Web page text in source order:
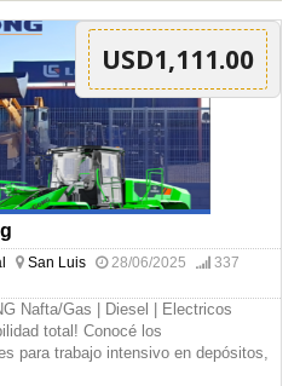
USD1,111.00
San Luis 28/06/2025
337
Nafta/Gas | Diesel | Electricos
total! Conocé los
para trabajo intensivo en depósitos,